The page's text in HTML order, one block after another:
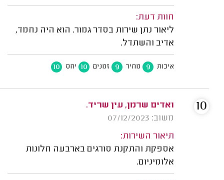
חוות דעת:
ליאור נתן שירות בסדר גמור. הוא היה נחמד,
אדיב והשתדל.
איכות 9 מחיר 9 זמנים 10 יחס 10
ואדים שרמן, עין שריד.
משוב: 07/12/2023
תיאור השירות:
אספקת והתקנת סורגים בארבעה חלונות
אלומיניום.
10